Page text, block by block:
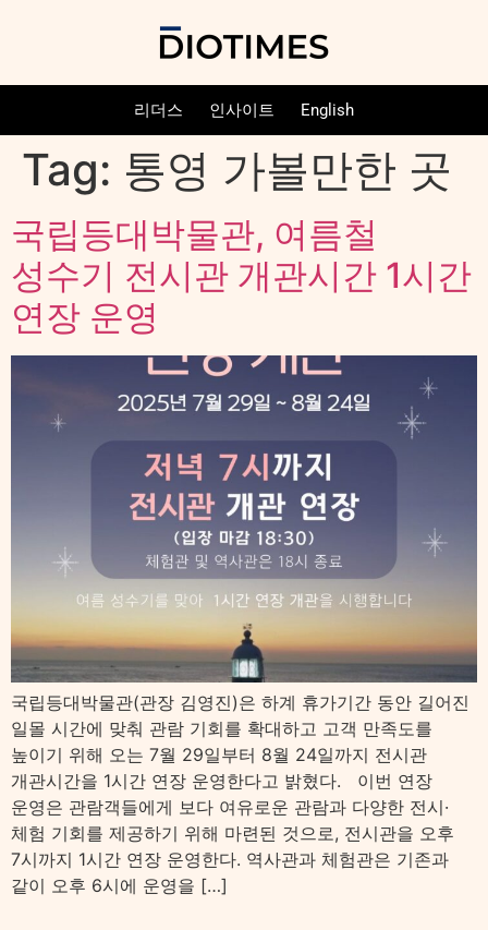
리더스 인사이트 English
Tag: 통영 가볼만한 곳
국립등대박물관, 여름철
성수기 전시관 개관시간 1시간
연장 운영
국립등대박물관(관장 김영진)은 하계 휴가기간 동안 길어진
일몰 시간에 맞춰 관람 기회를 확대하고 고객 만족도를
높이기 위해 오는 7월 29일부터 8월 24일까지 전시관
개관시간을 1시간 연장 운영한다고 밝혔다. 이번 연장
운영은 관람객들에게 보다 여유로운 관람과 다양한 전시·
체험 기회를 제공하기 위해 마련된 것으로, 전시관을 오후
7시까지 1시간 연장 운영한다. 역사관과 체험관은 기존과
같이 오후 6시에 운영을 […]